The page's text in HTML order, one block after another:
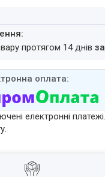
протягом 14 днів
електронні